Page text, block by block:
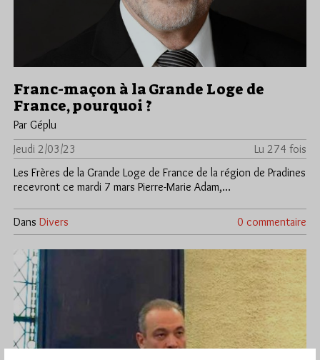
Franc-maçon à la Grande Loge de
France, pourquoi ?
Par Géplu
Jeudi 2/03/23
Lu 274 fois
Les Frères de la Grande Loge de France de la région de Pradines
recevront ce mardi 7 mars Pierre-Marie Adam,…
Dans Divers 0 commentaire